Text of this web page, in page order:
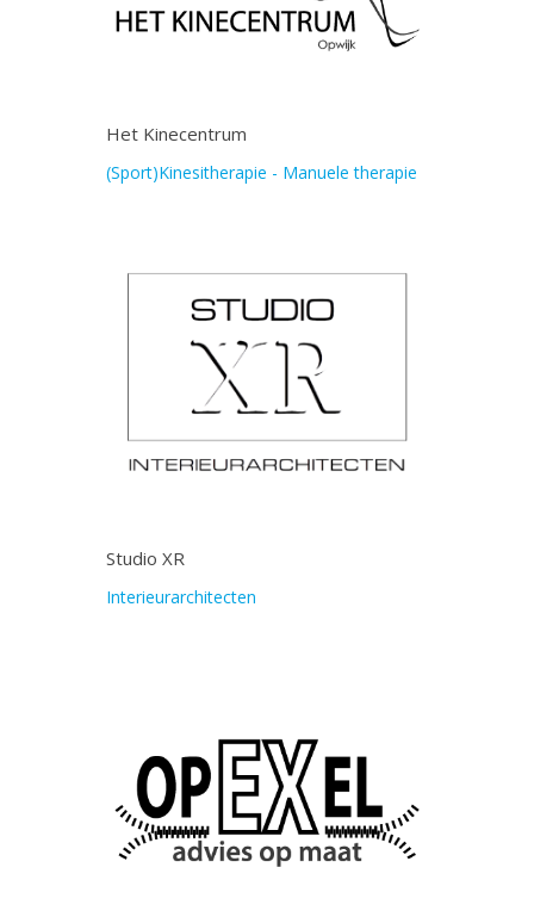
Het Kinecentrum
(Sport)Kinesitherapie - Manuele therapie
Studio XR
Interieurarchitecten